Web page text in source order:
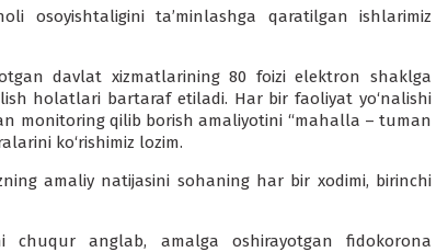
osoyishtaligini ta’minlashga qaratilgan ishlarimiz
davlat xizmatlarining 80 foizi elektron shaklga
holatlari bartaraf etiladi. Har bir faoliyat yo‘nalishi
monitoring qilib borish amaliyotini “mahalla – tuman
ko‘rishimiz lozim.
amaliy natijasini sohaning har bir xodimi, birinchi
chuqur anglab, amalga oshirayotgan fidokorona